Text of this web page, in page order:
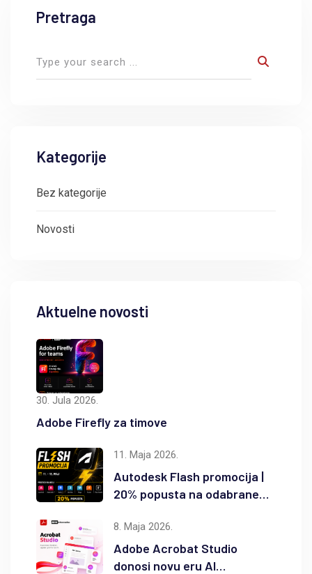
Pretraga
Kategorije
Bez kategorije
Novosti
Aktuelne novosti
30. Jula 2026.
Adobe Firefly za timove
11. Maja 2026.
Autodesk Flash promocija |
20% popusta na odabrane
8. Maja 2026.
Adobe Acrobat Studio
donosi novu eru AI